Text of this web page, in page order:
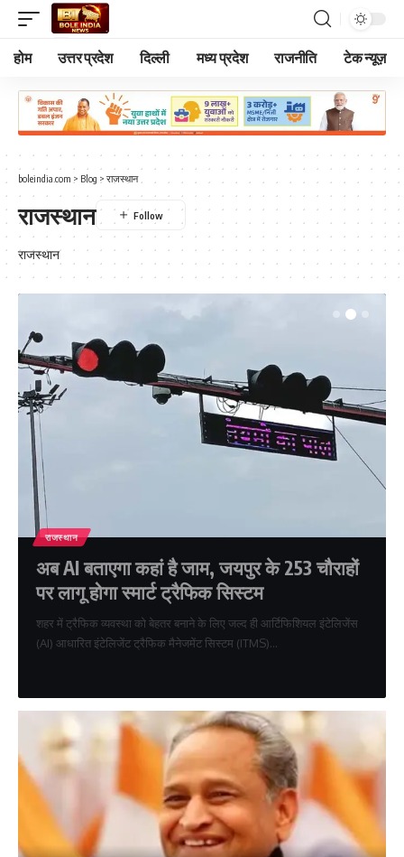
होम उत्तर प्रदेश दिल्ली मध्य प्रदेश राजनीति टेक न्यूज़
boleindia.com > Blog > राजस्थान
राजस्थान
राजस्थान
राजस्थान
अब AI बताएगा कहां है जाम, जयपुर के 253 चौराहों
पर लागू होगा स्मार्ट ट्रैफिक सिस्टम
शहर में ट्रैफिक व्यवस्था को बेहतर बनाने के लिए जल्द ही आर्टिफिशियल इंटेलिजेंस
(AI) आधारित इंटेलिजेंट ट्रैफिक मैनेजमेंट सिस्टम (ITMS)…